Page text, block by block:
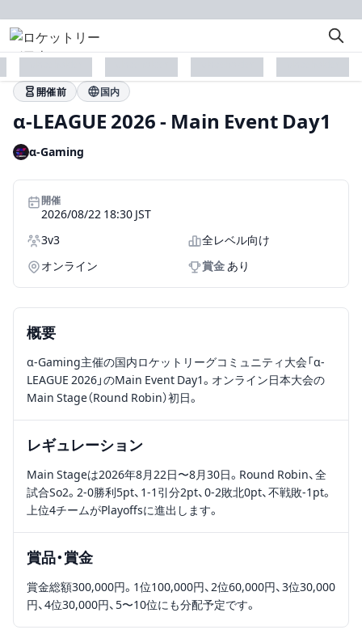
開催前 国内
α-LEAGUE 2026 - Main Event Day1
α-Gaming
開催
2026/08/22 18:30 JST
形式3v3 対象レベル
全レベル向け
形態オンライン 賞金 あり
概要
α-Gaming主催の国内ロケットリーグコミュニティ大会「α-
LEAGUE 2026」のMain Event Day1。オンライン日本大会の
Main Stage（Round Robin）初日。
レギュレーション
Main Stageは2026年8月22日〜8月30日。Round Robin、全
試合So2。2-0勝利5pt、1-1引分2pt、0-2敗北0pt、不戦敗-1pt。
上位4チームがPlayoffsに進出します。
賞品・賞金
賞金総額300,000円。1位100,000円、2位60,000円、3位30,000
円、4位30,000円、5〜10位にも分配予定です。